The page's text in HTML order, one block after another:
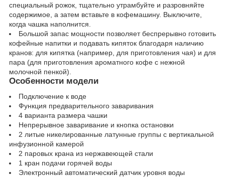
специальный рожок, тщательно утрамбуйте и разровняйте
содержимое, а затем вставьте в кофемашину. Выключите,
когда чашка наполнится.
Большой запас мощности позволяет беспрерывно готовить
кофейные напитки и подавать кипяток благодаря наличию
кранов: для кипятка (например, для приготовления чая) и для
пара (для приготовления ароматного кофе с нежной
молочной пенкой).
Особенности модели
Подключение к воде
Функция предварительного заваривания
4 варианта размера чашки
Непрерывное заваривание и кнопка остановки
2 литые никелированные латунные группы с вертикальной
инфузионной камерой
2 паровых крана из нержавеющей стали
1 кран подачи горячей воды
Электронный автоматический датчик уровня воды